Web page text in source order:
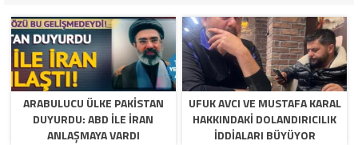
ARABULUCU ÜLKE PAKISTAN
DUYURDU: ABD ILE İRAN
ANLAŞMAYA VARDI
UFUK AVCI VE MUSTAFA KARAL
HAKKINDAKI DOLANDIRICILIK
İDDIALARI BÜYÜYOR